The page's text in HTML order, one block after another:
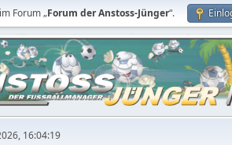
Forum „Forum der Anstoss-Jünger“.
16:04:19